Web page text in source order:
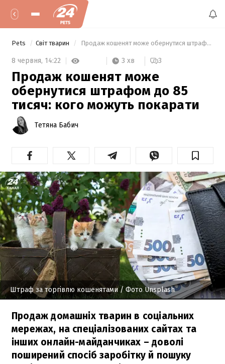
Pets Світ тварин Продаж кошенят може обернутися штрафом до 85 тисяч: кого можуть покарати
8 червня, 14:22 3 хв 3
Продаж кошенят може
обернутися штрафом до 85
тисяч: кого можуть покарати
Тетяна Бабич
Штраф за торгівлю кошенятами/ Фото Unsplash
Продаж домашніх тварин в соціальних
мережах, на спеціалізованих сайтах та
інших онлайн-майданчиках – доволі
поширений спосіб заробітку й пошуку